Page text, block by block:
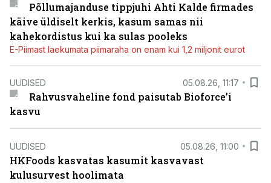
Põllumajanduse tippjuhi Ahti Kalde firmades
käive üldiselt kerkis, kasum samas nii
kahekordistus kui ka sulas pooleks
E-Piimast laekumata piimaraha on enam kui 1,2 miljonit eurot
UUDISED 05.08.26, 11:17
Rahvusvaheline fond paisutab Bioforce’i
kasvu
UUDISED 05.08.26, 11:00
HKFoods kasvatas kasumit kasvavast
kulusurvest hoolimata